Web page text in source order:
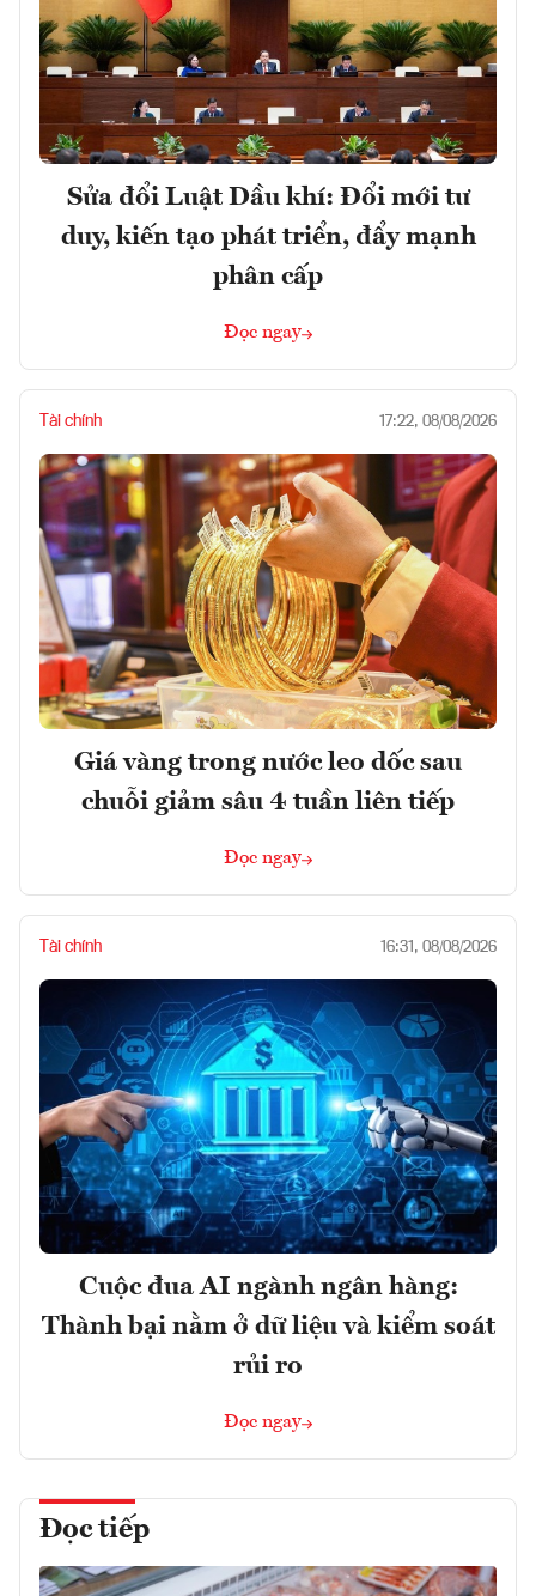
Sửa đổi Luật Dầu khí: Đổi mới tư
duy, kiến tạo phát triển, đẩy mạnh
phân cấp
Đọc ngay
Tài chính 17:22, 08/08/2026
Giá vàng trong nước leo dốc sau
chuỗi giảm sâu 4 tuần liên tiếp
Đọc ngay
Tài chính 16:31, 08/08/2026
Cuộc đua AI ngành ngân hàng:
Thành bại nằm ở dữ liệu và kiểm soát
rủi ro
Đọc ngay
Đọc tiếp